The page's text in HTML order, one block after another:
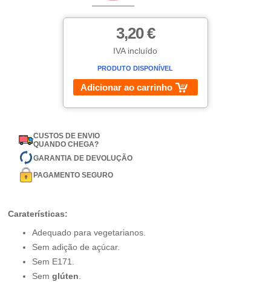
3,20 €
IVA incluído
PRODUTO DISPONÍVEL
Adicionar ao carrinho
CUSTOS DE ENVIO
QUANDO CHEGA?
GARANTIA DE DEVOLUÇÃO
PAGAMENTO SEGURO
Caraterísticas:
Adequado para vegetarianos.
Sem adição de açúcar.
Sem E171.
Semglúten.